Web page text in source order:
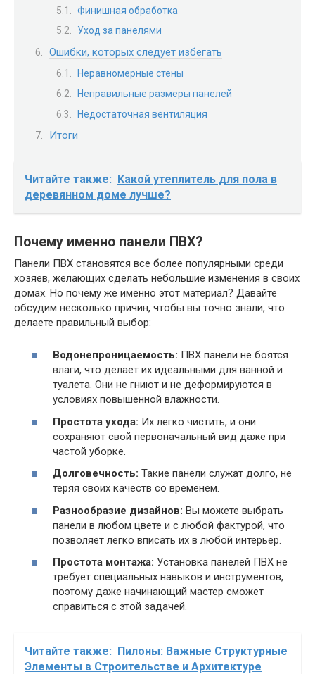
Финишная обработка
Уход за панелями
Ошибки, которых следует избегать
Неравномерные стены
Неправильные размеры панелей
Недостаточная вентиляция
Итоги
Читайте также: Какой утеплитель для пола в
деревянном доме лучше?
Почему именно панели ПВХ?
Панели ПВХ становятся все более популярными среди
хозяев, желающих сделать небольшие изменения в своих
домах. Но почему же именно этот материал? Давайте
обсудим несколько причин, чтобы вы точно знали, что
делаете правильный выбор:
Водонепроницаемость: ПВХ панели не боятся
влаги, что делает их идеальными для ванной и
туалета. Они не гниют и не деформируются в
условиях повышенной влажности.
Простота ухода: Их легко чистить, и они
сохраняют свой первоначальный вид даже при
частой уборке.
Долговечность: Такие панели служат долго, не
теряя своих качеств со временем.
Разнообразие дизайнов: Вы можете выбрать
панели в любом цвете и с любой фактурой, что
позволяет легко вписать их в любой интерьер.
Простота монтажа: Установка панелей ПВХ не
требует специальных навыков и инструментов,
поэтому даже начинающий мастер сможет
справиться с этой задачей.
Читайте также: Пилоны: Важные Структурные
Элементы в Строительстве и Архитектуре